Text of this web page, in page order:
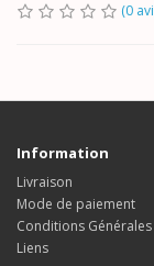
(0
Information
Livraison
Mode de paiement
Conditions
Liens